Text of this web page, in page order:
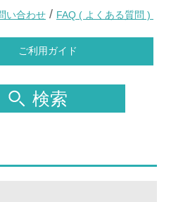
い合わせ / FAQ ( よくある質問 )
ご利用ガイド
検索